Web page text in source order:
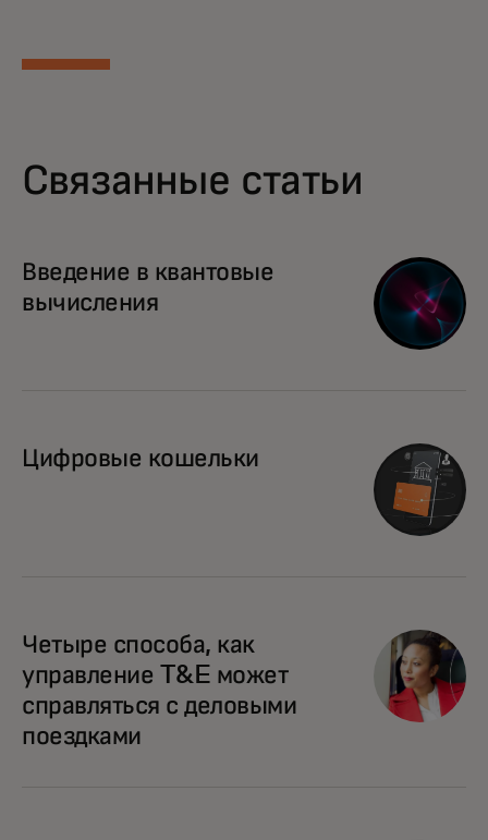
Связанные статьи
Введение в квантовые
вычисления
Цифровые кошельки
Четыре способа, как
управление T&E может
справляться с деловыми
поездками